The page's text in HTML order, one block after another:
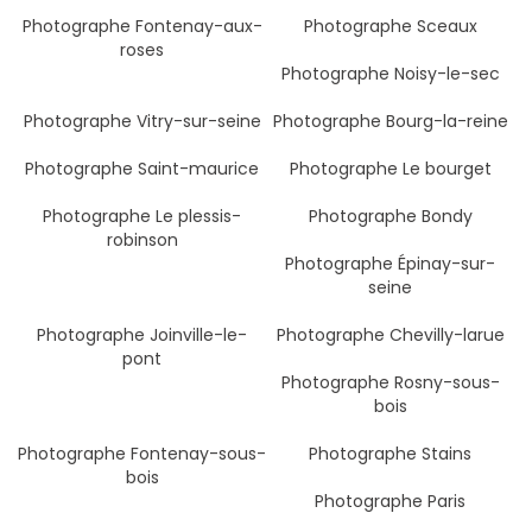
Photographe Fontenay-aux-
roses
Photographe Sceaux
Photographe Noisy-le-sec
Photographe Vitry-sur-seine Photographe Bourg-la-reine
Photographe Saint-maurice
Photographe Le bourget
Photographe Le plessis-
robinson
Photographe Bondy
Photographe Épinay-sur-
seine
Photographe Joinville-le-
pont
Photographe Chevilly-larue
Photographe Rosny-sous-
bois
Photographe Fontenay-sous-
bois
Photographe Stains
Photographe Paris